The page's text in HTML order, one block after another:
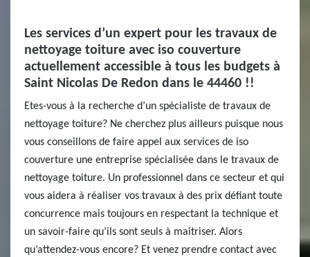
Les services d’un expert pour les travaux de
nettoyage toiture avec iso couverture
actuellement accessible à tous les budgets à
Saint Nicolas De Redon dans le 44460 !!
Etes-vous à la recherche d’un spécialiste de travaux de
nettoyage toiture? Ne cherchez plus ailleurs puisque nous
vous conseillons de faire appel aux services de iso
couverture une entreprise spécialisée dans le travaux de
nettoyage toiture. Un professionnel dans ce secteur et qui
vous aidera à réaliser vos travaux à des prix défiant toute
concurrence mais toujours en respectant la technique et
un savoir-faire qu’ils sont seuls à maitriser. Alors
qu’attendez-vous encore? Et venez prendre contact avec